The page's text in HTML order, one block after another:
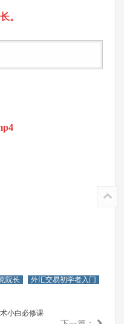
。
院长 外汇交易初学者入门
小白必修课